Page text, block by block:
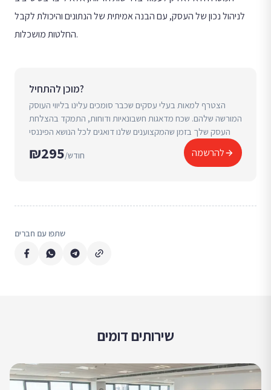
לניהול נכון של העסק, עם הבנה אמיתית של הנתונים והיכולת לקבל
החלטות מושכלות.
מוכן להתחיל?
הצטרף למאות בעלי עסקים שכבר סומכים עלינו בליווי העוסק
המורשה שלהם. שכח מדאגות חשבונאיות ודוחות, התמקד בהצלחת
העסק שלך בזמן שהמקצוענים שלנו דואגים לכל הנושא הפיננסי
₪295 /חודש להרשמה
שתפו עם חברים
שירותים דומים